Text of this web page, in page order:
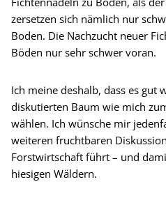
zersetzen sich nämlich nur
Boden. Die Nachzucht neuer
Böden nur sehr schwer voran.
Ich meine deshalb, dass es gut
diskutierten Baum wie mich
wählen. Ich wünsche mir
weiteren fruchtbaren
Forstwirtschaft führt – und
hiesigen Wäldern.